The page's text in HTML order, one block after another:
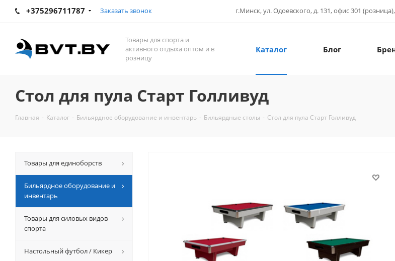
+375296711787 Заказать звонок г.Минск, ул. Одоевского, д. 131, офис 301
Товары для спорта и
активного отдыха оптом и в
розницу
Каталог Блог
Стол для пула Старт Голливуд
Главная - Каталог - Бильярдное оборудование и инвентарь - Бильярдные столы - Стол для пула Старт Голливуд
Товары для единоборств
Бильярдное оборудование и
инвентарь
Товары для силовых видов
спорта
Настольный футбол / Кикер